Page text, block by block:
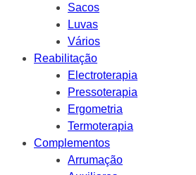
Sacos
Luvas
Vários
Reabilitação
Electroterapia
Pressoterapia
Ergometria
Termoterapia
Complementos
Arrumação